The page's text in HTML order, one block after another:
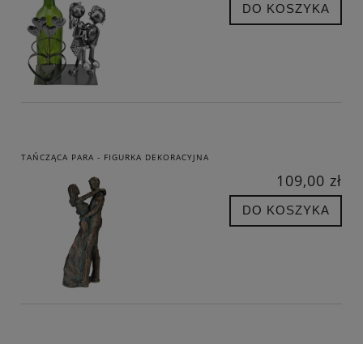
DO KOSZYKA
TAŃCZĄCA PARA - FIGURKA DEKORACYJNA
109,00 zł
DO KOSZYKA